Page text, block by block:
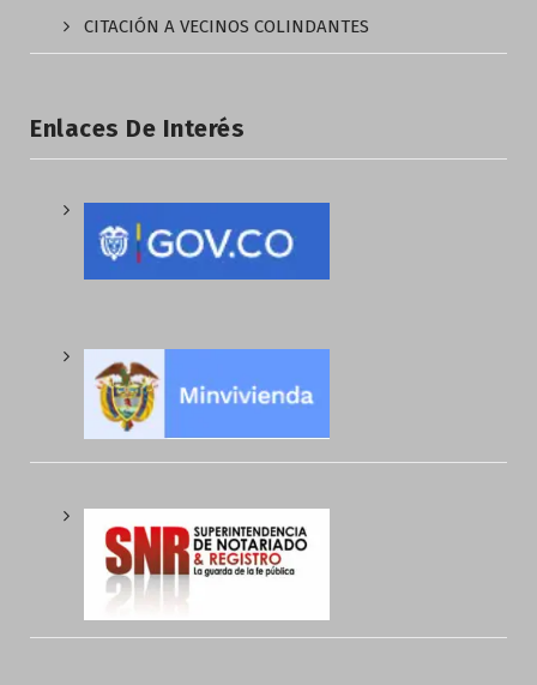
CITACIÓN A VECINOS COLINDANTES
Enlaces De Interés